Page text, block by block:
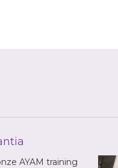
AYAM training